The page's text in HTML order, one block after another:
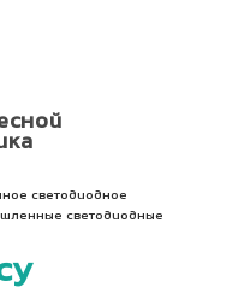
светодиодное
светодиодные